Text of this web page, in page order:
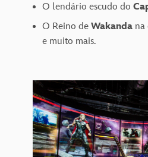
O lendário escudo do
O Reino de Wakanda na
e muito mais.